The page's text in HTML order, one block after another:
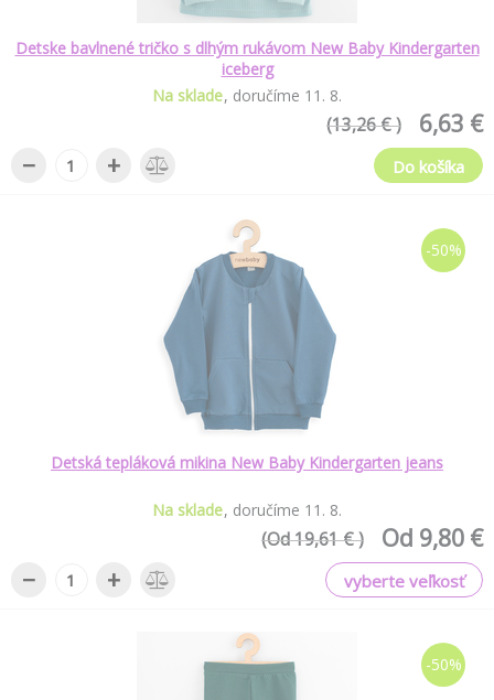
Detske bavlnené tričko s dlhým rukávom New Baby Kindergarten
iceberg
Na sklade doručíme 11 . 8.
6,63 €
(13,26 € )
− + Do košíka
-50%
Detská tepláková mikina New Baby Kindergarten jeans
Na sklade doručíme 11 . 8.
Od 9,80 €
(Od 19,61 € )
− + vyberte veľkosť
-50%